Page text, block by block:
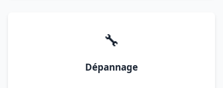
🔧
Dépannage